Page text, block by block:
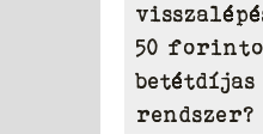
50
betétdíjas
rendszer?